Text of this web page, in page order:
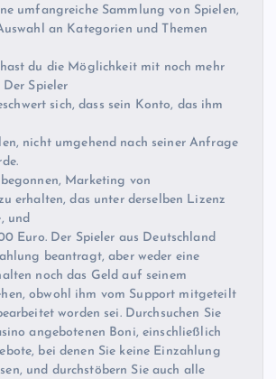
umfangreiche Sammlung von Spielen,
an Kategorien und Themen
du die Möglichkeit mit noch mehr
Der Spieler
sich, dass sein Konto, das ihm
nicht umgehend nach seiner Anfrage
Marketing von
erhalten, das unter derselben Lizenz
und
Euro. Der Spieler aus Deutschland
beantragt, aber weder eine
noch das Geld auf seinem
obwohl ihm vom Support mitgeteilt
worden sei. Durchsuchen Sie
angebotenen Boni, einschließlich
bei denen Sie keine Einzahlung
und durchstöbern Sie auch alle